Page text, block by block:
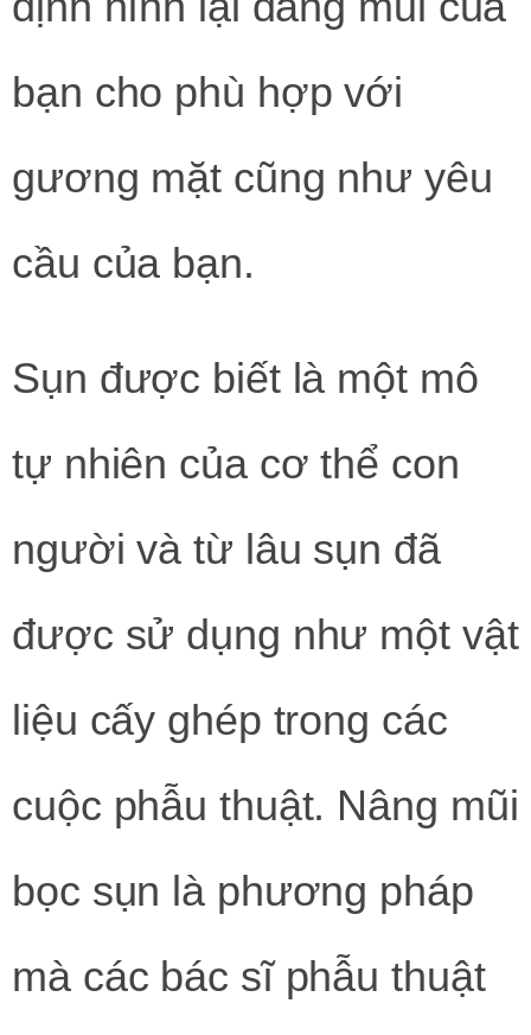
bạn cho phù hợp với
gương mặt cũng như yêu
cầu của bạn.
Sụn được biết là một mô
tự nhiên của cơ thể con
người và từ lâu sụn đã
được sử dụng như một vật
liệu cấy ghép trong các
cuộc phẫu thuật. Nâng mũi
bọc sụn là phương pháp
mà các bác sĩ phẫu thuật